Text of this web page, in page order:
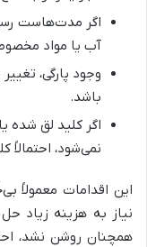
اگر مدت‌هاست
آب یا مواد
وجود پارگی،
باشد.
اگر کلید لق شده
نمی‌شود، احتمالاً
این اقدامات معمولاً
نیاز به هزینه زیاد
همچنان روشن نشد،